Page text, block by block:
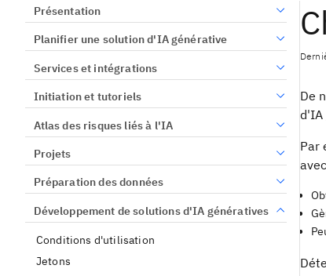
Présentation
Planifier une solution d'IA générative
Services et intégrations
Initiation et tutoriels
Atlas des risques liés à l'IA
Projets
Préparation des données
Développement de solutions d'IA génératives
Conditions d'utilisation
Jetons
De
d'IA
Par